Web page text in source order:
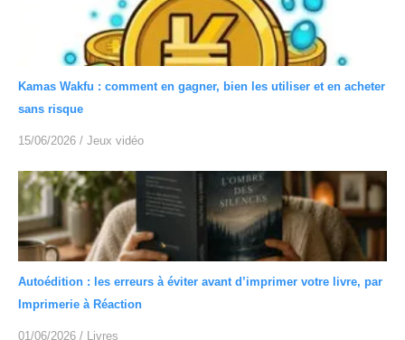
Kamas Wakfu : comment en gagner, bien les utiliser et en acheter
sans risque
15/06/2026 / Jeux vidéo
Autoédition : les erreurs à éviter avant d’imprimer votre livre, par
Imprimerie à Réaction
01/06/2026 / Livres